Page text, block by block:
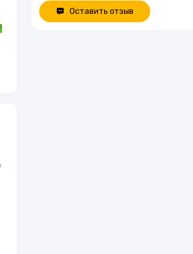
Оставить отзыв